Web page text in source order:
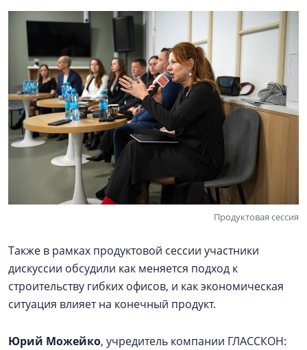
Продуктовая сессия
Также в рамках продуктовой сессии участники
дискуссии обсудили как меняется подход к
строительству гибких офисов, и как экономическая
ситуация влияет на конечный продукт.
Юрий Можeйко, учредитель компании ГЛАССКОН: